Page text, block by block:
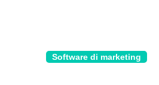
Software di marketing